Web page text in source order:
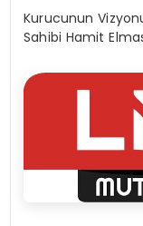
Kurucunun
Sahibi Hamit